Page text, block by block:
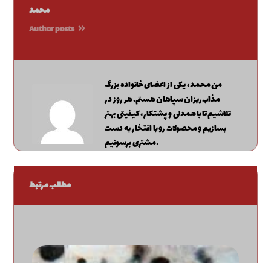
محمد
Author posts
من محمد، یکی از اعضای خانواده بزرگ
مذاب‌ریزان سپاهان هستم. هر روز در
تلاشیم تا با همدلی و پشتکار، کیفیتی بهتر
بسازیم و محصولات رو با افتخار به دست
مشتری برسونیم.
مطالب مرتبط